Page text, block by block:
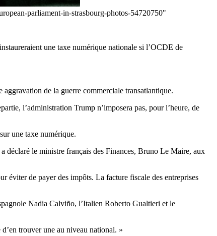
parliament-in-strasbourg-photos-54720750"
une taxe numérique nationale si l’OCDE de
de la guerre commerciale transatlantique.
l’administration Trump n’imposera pas, pour l’heure, de
une taxe numérique.
déclaré le ministre français des Finances, Bruno Le Maire, aux
éviter de payer des impôts. La facture fiscale des entreprises
Nadia Calviño, l’Italien Roberto Gualtieri et le
trouver une au niveau national. »